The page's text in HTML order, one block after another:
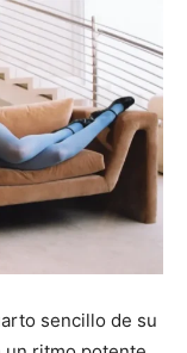
sencillo de su